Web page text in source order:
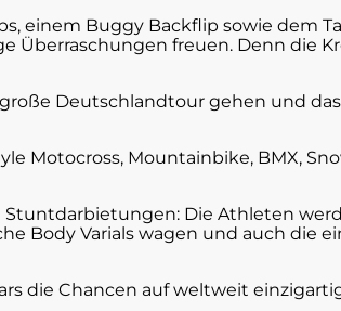
einem Buggy Backflip sowie dem
Überraschungen freuen. Denn die
Deutschlandtour gehen und
Motocross, Mountainbike, BMX,
Die Athleten
Body Varials wagen und auch die
die Chancen auf weltweit